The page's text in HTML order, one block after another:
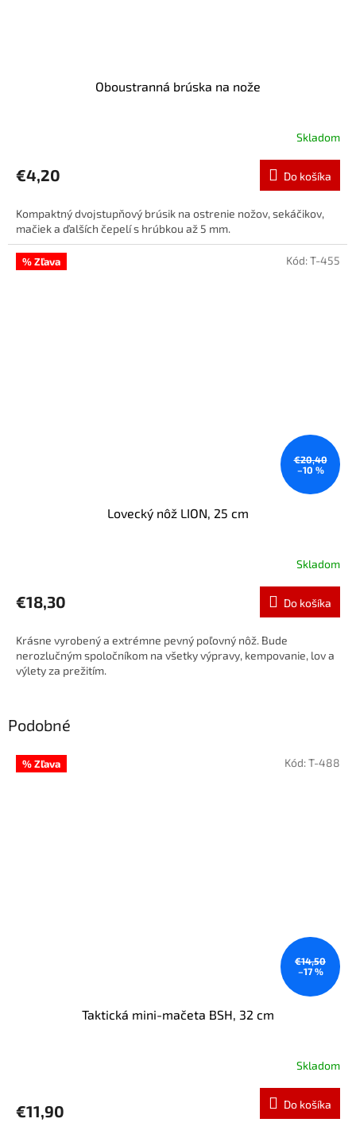
Oboustranná brúska na nože
Skladom
€4,20 Do košíka
Kompaktný dvojstupňový brúsik na ostrenie nožov, sekáčikov,
mačiek a ďalších čepelí s hrúbkou až 5 mm.
% Zľava
€20,40
–10 %
Lovecký nôž LION, 25 cm
Skladom
€18,30 Do košíka
Krásne vyrobený a extrémne pevný poľovný nôž. Bude
nerozlučným spoločníkom na všetky výpravy, kempovanie, lov a
výlety za prežitím.
Kód:T-455
Podobné
% Zľava
€14,50
–17 %
Taktická mini-mačeta BSH, 32 cm
Skladom
€11,90 Do košíka
Kód:T-488